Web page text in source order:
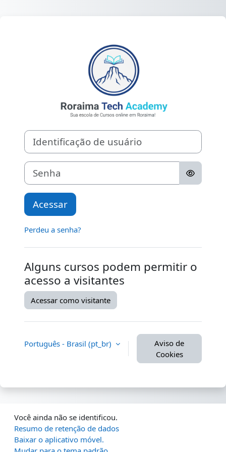
Acesso a
Identificação de usuário
Senha
Acessar
Perdeu a senha?
Alguns cursos podem permitir o
acesso a visitantes
Acessar como visitante
Português - Brasil ‎(pt_br)‎
Aviso de
Cookies
Você ainda não se identificou.
Resumo de retenção de dados
Baixar o aplicativo móvel.